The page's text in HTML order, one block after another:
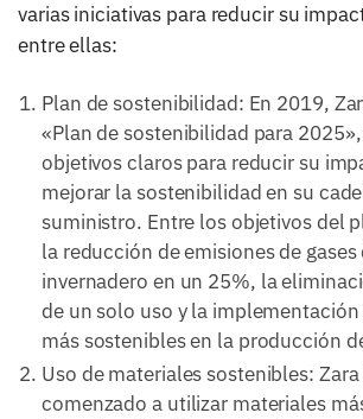
varias iniciativas para reducir su
entre ellas:
Plan de sostenibilidad: En 2019,
«Plan de sostenibilidad para
objetivos claros para reducir su
mejorar la sostenibilidad en su
suministro. Entre los objetivos del
la reducción de emisiones de
invernadero en un 25%, la
de un solo uso y la
más sostenibles en la producción
Uso de materiales sostenibles:
comenzado a utilizar materiales